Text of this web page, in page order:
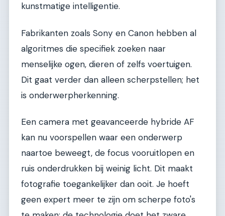
kunstmatige intelligentie.
Fabrikanten zoals Sony en Canon hebben al
algoritmes die specifiek zoeken naar
menselijke ogen, dieren of zelfs voertuigen.
Dit gaat verder dan alleen scherpstellen; het
is onderwerpherkenning.
Een camera met geavanceerde hybride AF
kan nu voorspellen waar een onderwerp
naartoe beweegt, de focus vooruitlopen en
ruis onderdrukken bij weinig licht. Dit maakt
fotografie toegankelijker dan ooit. Je hoeft
geen expert meer te zijn om scherpe foto's